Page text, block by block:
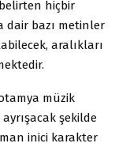
hiçbir
dair bazı metinler
aralıkları
müzik
şekilde
inici karakter